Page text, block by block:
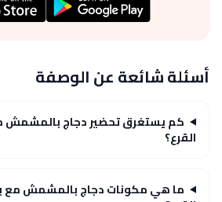
أسئلة شائعة عن الوصفة
كم يستغرق تحضير دجاج بالمشمش
القرع؟
ما هي مكونات دجاج بالمشمش مع